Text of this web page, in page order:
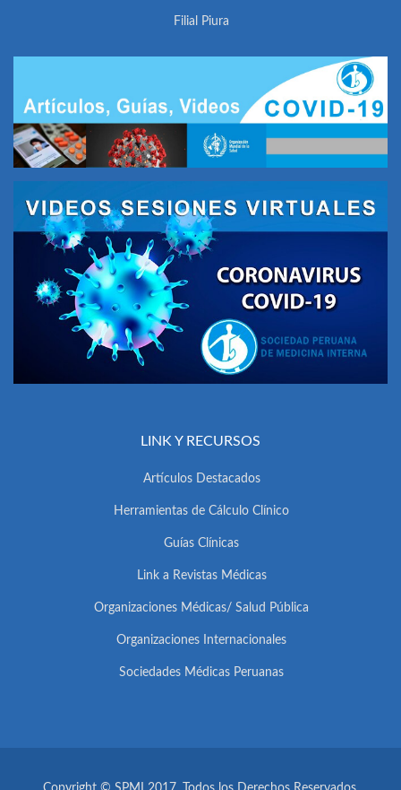
Filial Piura
LINK Y RECURSOS
Artículos Destacados
Herramientas de Cálculo Clínico
Guías Clínicas
Link a Revistas Médicas
Organizaciones Médicas/ Salud Pública
Organizaciones Internacionales
Sociedades Médicas Peruanas